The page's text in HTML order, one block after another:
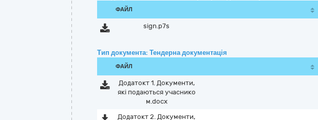
ФАЙЛ
sign.p7s
Тип документа: Тендерна документація
ФАЙЛ
Додатокт 1. Документи,
які подаються учаснико
м.docx
Додатокт 2. Документи,